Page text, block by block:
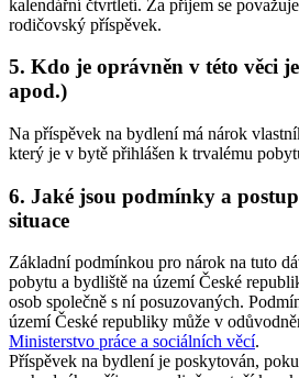
kalendářní čtvrtletí. Za příjem se
rodičovský příspěvek.
5. Kdo je oprávněn v této věci
apod.)
Na příspěvek na bydlení má nárok
který je v bytě přihlášen k trvalému
6. Jaké jsou podmínky a
situace
Základní podmínkou pro nárok na tuto
pobytu a bydliště na území České
osob společně s ní posuzovaných.
území České republiky může v
Ministerstvo práce a sociálních věcí.
Příspěvek na bydlení je poskytován,